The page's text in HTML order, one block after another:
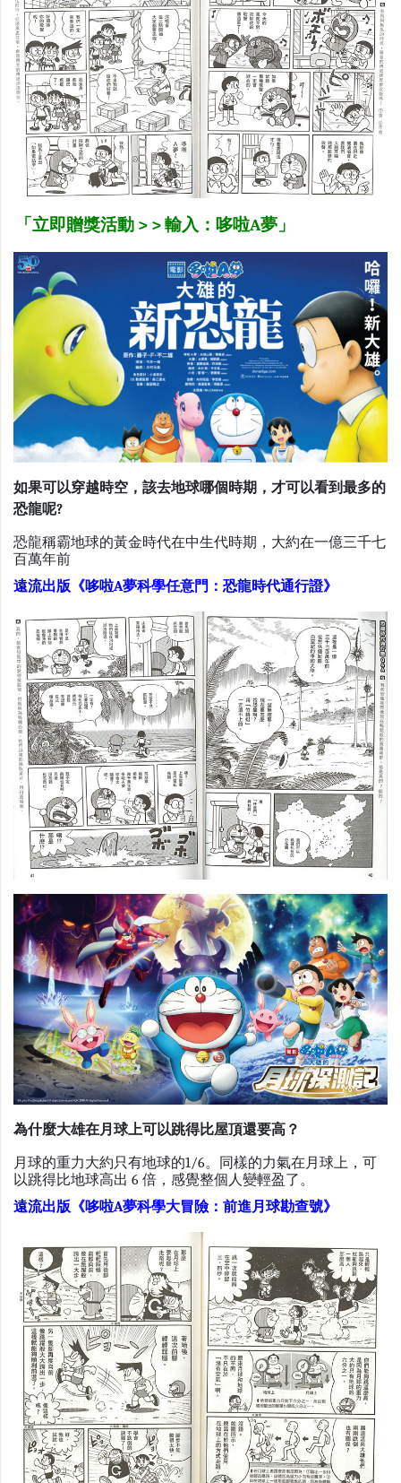
「立即贈獎活動 > > 輸入：哆啦A夢」
如果可以穿越時空，該去地球哪個時期，才可以看到最多的
恐龍呢?
恐龍稱霸地球的黃金時代在中生代時期，大約在一億三千七
百萬年前
遠流出版《哆啦A夢科學任意門：恐龍時代通行證》
為什麼大雄在月球上可以跳得比屋頂還要高？
月球的重力大約只有地球的1/6。同樣的力氣在月球上，可
以跳得比地球高出 6 倍，感覺整個人變輕盈了。
遠流出版《哆啦A夢科學大冒險：前進月球勘查號》